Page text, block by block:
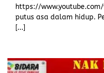
https://
putus asa dalam hidup.
[...]